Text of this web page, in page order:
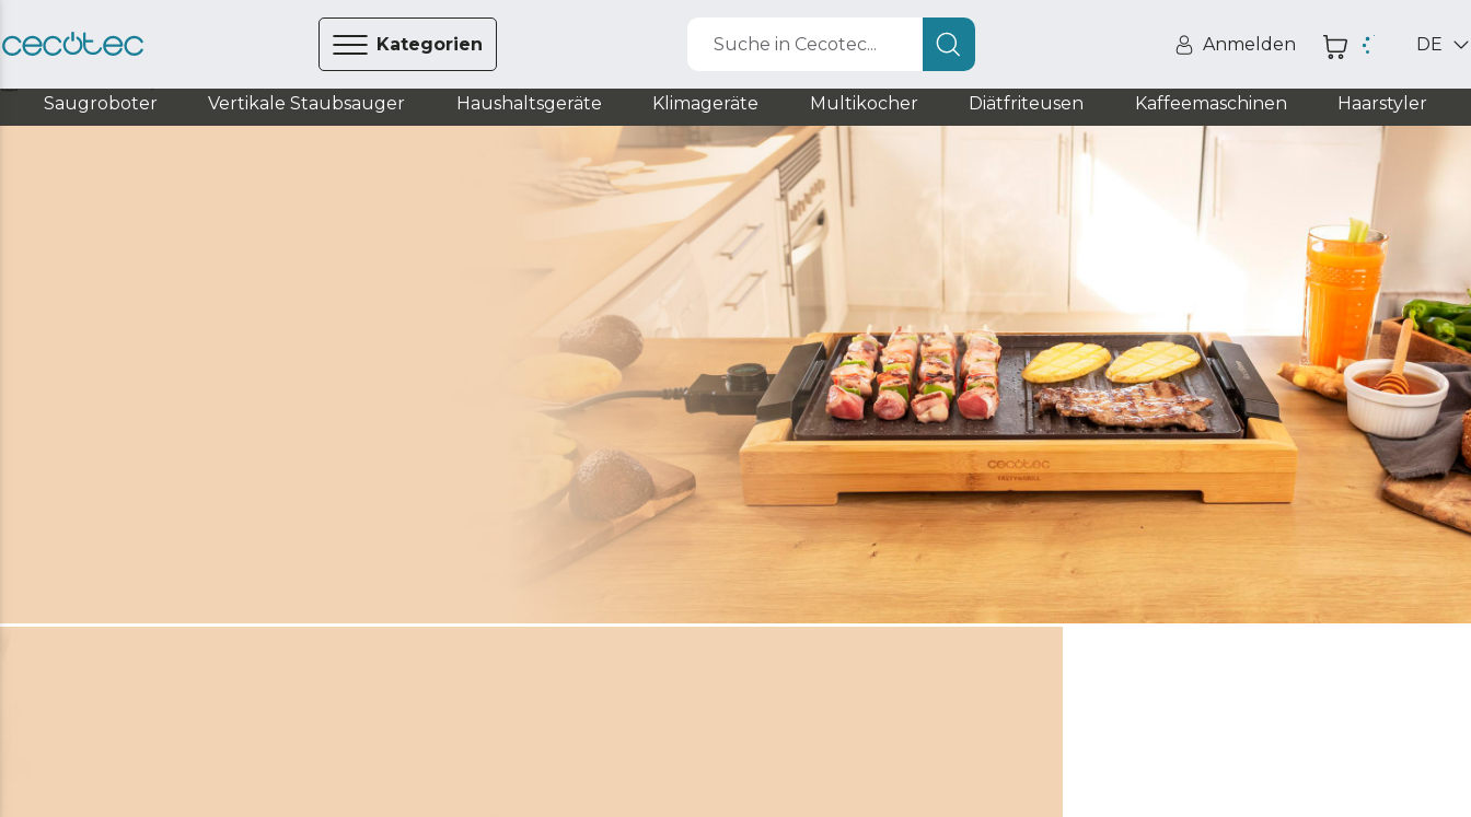
Kategorien Suche in Cecotec... Anmelden DE
Saugroboter Vertikale Staubsauger Haushaltsgeräte Klimageräte Multikocher Diätfriteusen Kaffeemaschinen Haarstyler